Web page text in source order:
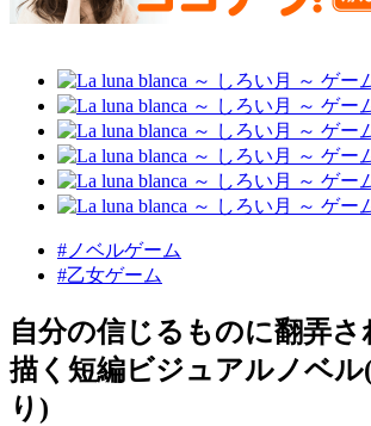
#ノベルゲーム
#乙女ゲーム
自分の信じるものに翻弄さ
描く短編ビジュアルノベル
り)